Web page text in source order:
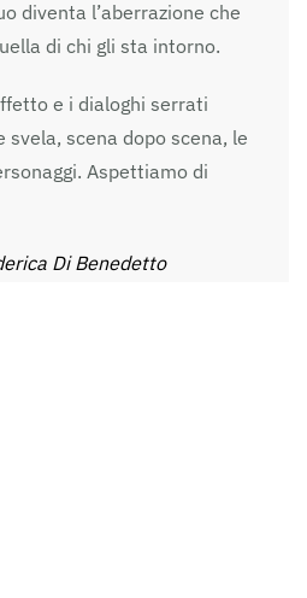
diventa l’aberrazione che
di chi gli sta intorno.
e i dialoghi serrati
scena dopo scena, le
Aspettiamo di
Di Benedetto